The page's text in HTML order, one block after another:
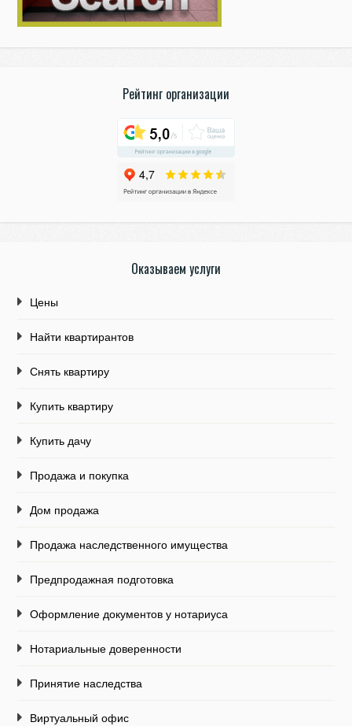
Рейтинг организации
Оказываем услуги
Цены
Найти квартирантов
Снять квартиру
Купить квартиру
Купить дачу
Продажа и покупка
Дом продажа
Продажа наследственного имущества
Предпродажная подготовка
Оформление документов у нотариуса
Нотариальные доверенности
Принятие наследства
Виртуальный офис